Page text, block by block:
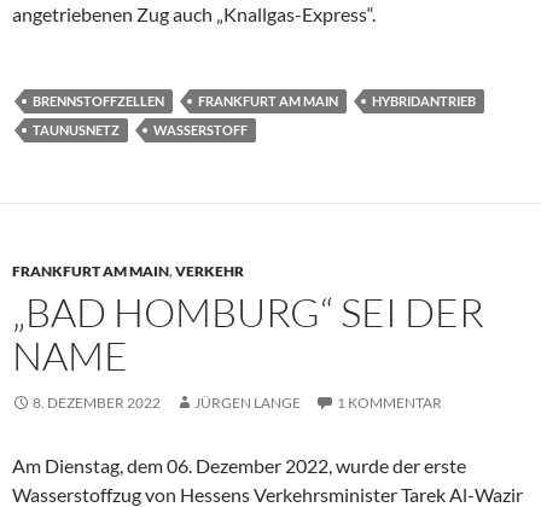
angetriebenen Zug auch „Knallgas-Express“.
BRENNSTOFFZELLEN FRANKFURT AM MAIN
HYBRIDANTRIEB
TAUNUSNETZ
WASSERSTOFF
FRANKFURT AM MAIN,VERKEHR
„BAD HOMBURG“ SEI DER
NAME
8. DEZEMBER 2022 JÜRGEN LANGE 1 KOMMENTAR
Am Dienstag, dem 06. Dezember 2022, wurde der erste
Wasserstoffzug von Hessens Verkehrsminister Tarek Al-Wazir